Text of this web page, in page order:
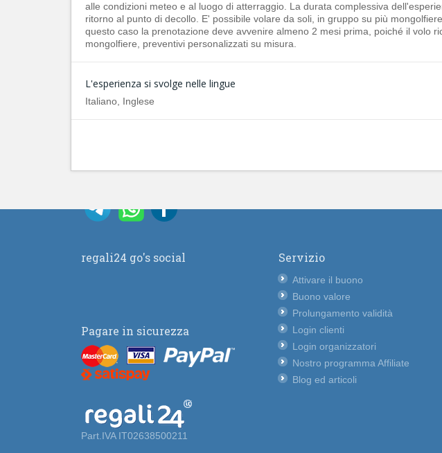
alle condizioni meteo e al luogo di atterraggio. La durata complessiva
ritorno al punto di decollo. E' possibile volare da soli, in gruppo su più
questo caso la prenotazione deve avvenire almeno 2 mesi prima, poiché il volo
mongolfiere, preventivi personalizzati su misura.
L'esperienza si svolge nelle lingue
Italiano, Inglese
regali24 go's social
Pagare in sicurezza
Part.IVA IT02638500211
Servizio
Attivare il buono
Buono valore
Prolungamento validità
Login clienti
Login organizzatori
Nostro programma Affiliate
Blog ed articoli